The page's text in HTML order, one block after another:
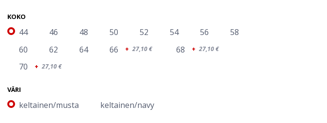
KOKO
44 46 48 50 52 54 56
58
60
62 64 66 + 27,10€ 68 + 27,10€
70 + 27,10€
VÄRI
keltainen/musta keltainen/navy